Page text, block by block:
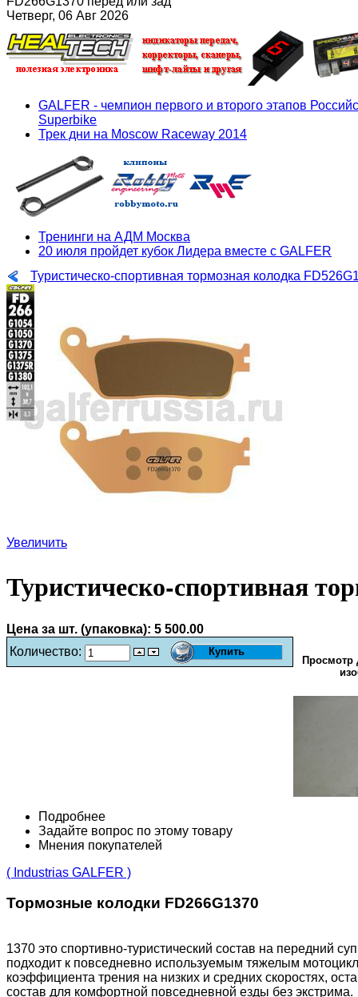
Четверг, 06 Авг 2026
GALFER - чемпион первого и второго этапов
Superbike
Трек дни на Moscow Raceway 2014
Тренинги на АДМ Москва
20 июля пройдет кубок Лидера вместе с GALFER
Туристическо-спортивная тормозная колодка
Увеличить
Туристическо-спортивная
Цена за шт. (упаковка): 5 500.00
Количество:
Просмотр
Подробнее
Задайте вопрос по этому товару
Мнения покупателей
( Industrias GALFER )
Тормозные колодки FD266G1370
1370 это спортивно-туристический состав на передний
подходит к повседневно используемым тяжелым
коэффициента трения на низких и средних скоростях,
состав для комфортной повседневной езды без экстрима.